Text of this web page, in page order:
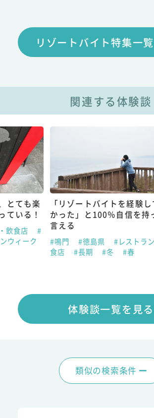
リゾートバイト特集一
関連する体験談
とても楽
ている！
飲食店
#
ウィーク
「リゾートバイトを経験し
かった」と100％自信を持
言える
#鳴門 #徳島県
#レストラ
食店
#長期 #冬 #春
体験談一覧を見る
類似の検索条件